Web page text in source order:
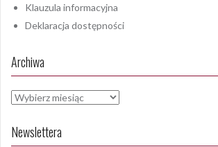
Klauzula informacyjna
Deklaracja dostępności
Archiwa
Archiwa
Newslettera